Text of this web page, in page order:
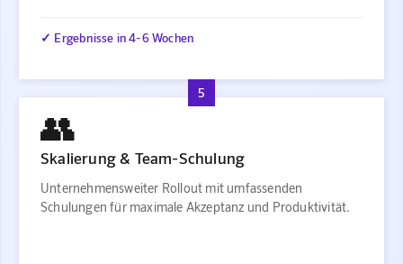
✓ Ergebnisse in 4-6 Wochen
5
👥
Skalierung & Team-Schulung
Unternehmensweiter Rollout mit umfassenden
Schulungen für maximale Akzeptanz und Produktivität.